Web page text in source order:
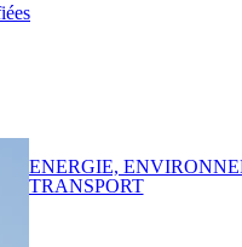
ENERGIE,
TRANSPORT